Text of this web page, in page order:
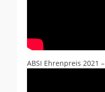
ABSI Ehrenpreis 2021 –